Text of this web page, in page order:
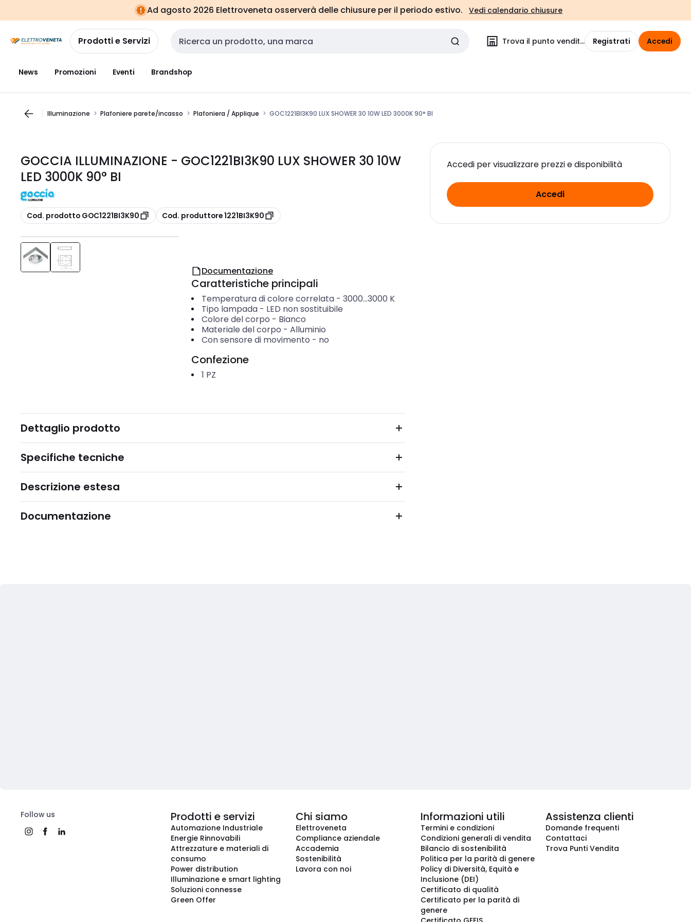
navigazionealla
pagina
Ad agosto 2026 Elettroveneta osserverà delle chiusure per il periodo estivo. Vedi calendario chiusure
Prodotti e Servizi Cerca input Trova il punto vendita Registrati Accedi
News Promozioni Eventi Brandshop
Illuminazione Plafoniere parete/incasso Plafoniera / Applique GOC1221BI3K90 LUX SHOWER 30 10W LED 3000K 90° BI
GOCCIA ILLUMINAZIONE - GOC1221BI3K90 LUX SHOWER 30 10W
LED 3000K 90° BI
copia
Cod. prodotto GOC1221BI3K90 copia
Cod. produttore 1221BI3K90
Accedi per visualizzare prezzi e disponibilità
Accedi
Documentazione
Caratteristiche principali
Temperatura di colore correlata- 3000...3000 K
Tipo lampada- LED non sostituibile
Colore del corpo - Bianco
Materiale del corpo - Alluminio
Con sensore di movimento - no
Confezione
1 PZ
Dettaglio prodotto
Specifiche tecniche
Descrizione estesa
Documentazione
Follow us Prodotti e servizi
Automazione Industriale
Energie Rinnovabili
Attrezzature e materiali di
consumo
Power distribution
Illuminazione e smart lighting
Soluzioni connesse
Green Offer
Chi siamo
Elettroveneta
Compliance aziendale
Accademia
Sostenibilità
Lavora con noi
Informazioni utili
Termini e condizioni
Condizioni generali di vendita
Bilancio di sostenibilità
Politica per la parità di genere
Policy di Diversità, Equità e
Inclusione (DEI)
Certificato di qualità
Certificato per la parità di
genere
Assistenza clienti
Domande frequenti
Contattaci
Trova Punti Vendita